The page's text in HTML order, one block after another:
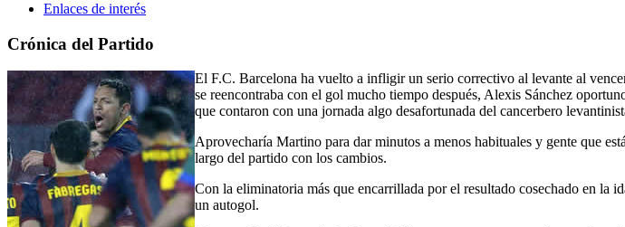
Enlaces de interés
Crónica del Partido
El F.C. Barcelona ha vuelto a infligir un serio correctivo al levante al
se reencontraba con el gol mucho tiempo después, Alexis Sánchez
que contaron con una jornada algo desafortunada del cancerbero
Aprovecharía Martino para dar minutos a menos habituales y gente que
largo del partido con los cambios.
Con la eliminatoria más que encarrillada por el resultado cosechado en la
un autogol.